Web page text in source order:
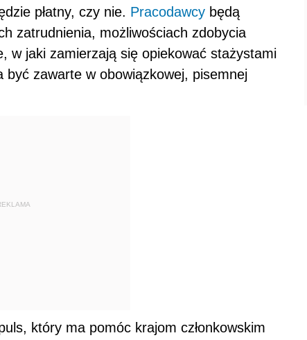
płatny, czy nie. Pracodawcy będą
zatrudnienia, możliwościach zdobycia
w jaki zamierzają się opiekować stażystami
być zawarte w obowiązkowej, pisemnej
który ma pomóc krajom członkowskim